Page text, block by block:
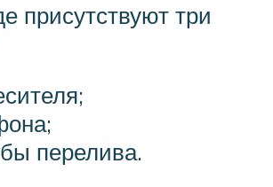
присутствуют три
перелива.